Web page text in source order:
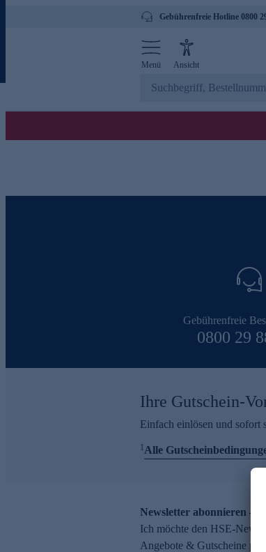
Gebührenfreie Hotline 0800
Menü Ansicht
Gebührenfreie
0800 29
Ihre Gutschein-
Einfach einlösen und sofort
1Alle
Newsletter abonnieren –
Ich möchte den HSE-
Angebote & Gutscheine